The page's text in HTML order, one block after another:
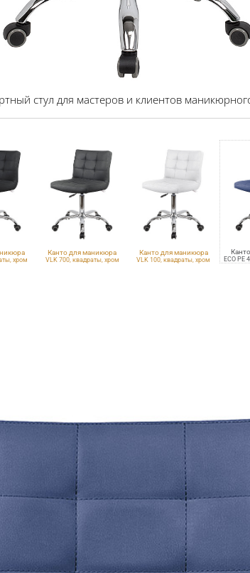
стул для мастеров и клиентов
хром
Канто для маникюра
VLK 700, квадраты, хром
Канто для маникюра
VLK 100, квадраты, хром ECO PE